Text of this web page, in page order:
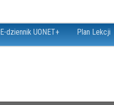
E-dziennik UONET+ Plan Lekcji